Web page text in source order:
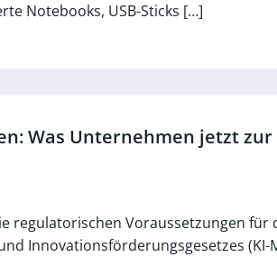
Notebooks, USB-Sticks […]
Was Unternehmen jetzt
regulatorischen Voraussetzungen für
Innovationsförderungsgesetzes (KI-